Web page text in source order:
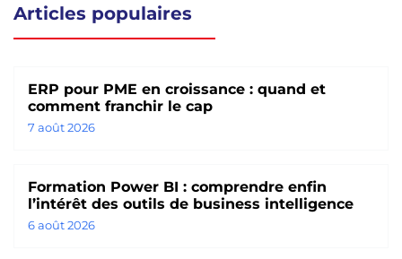
Articles populaires
ERP pour PME en croissance : quand et
comment franchir le cap
7 août 2026
Formation Power BI : comprendre enfin
l’intérêt des outils de business intelligence
6 août 2026